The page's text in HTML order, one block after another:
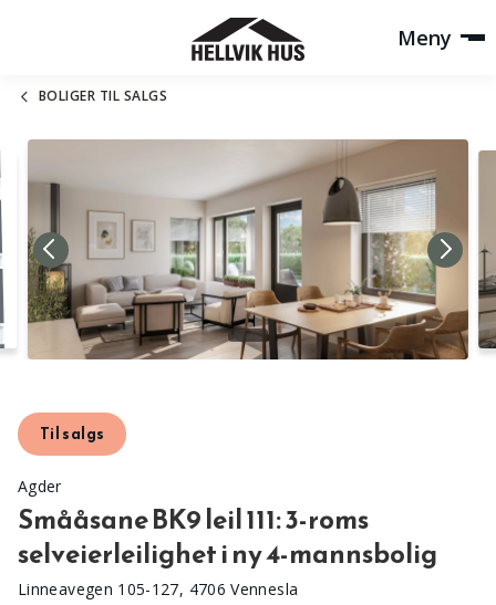
Meny
BOLIGER TIL SALGS
Til salgs
Agder
Smååsane BK9 leil 111: 3-roms
selveierleilighet i ny 4-mannsbolig
Linneavegen 105-127, 4706 Vennesla